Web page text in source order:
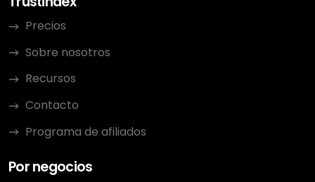
Precios
Sobre nosotros
Recursos
Contacto
Programa de afiliados
Por negocios